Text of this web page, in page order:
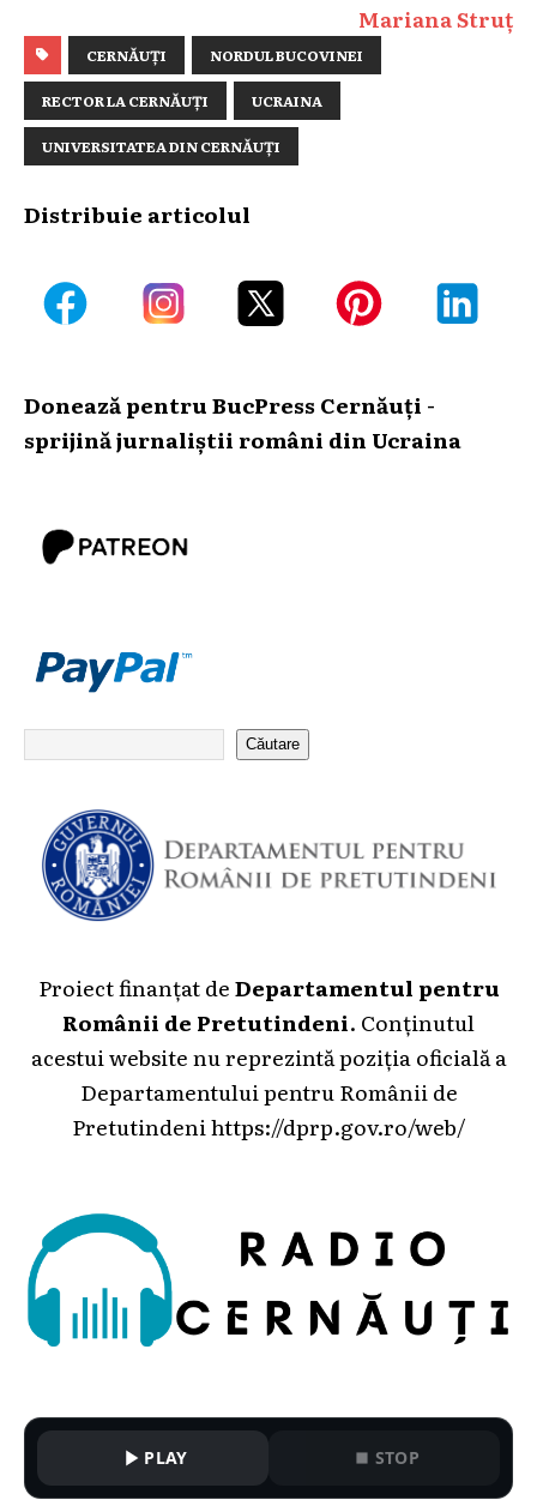
Mariana Struț
CERNĂUȚI NORDUL BUCOVINEI
RECTOR LA CERNĂUȚI UCRAINA
UNIVERSITATEA DIN CERNĂUȚI
Distribuie articolul
Donează pentru BucPress Cernăuți -
sprijină jurnaliștii români din Ucraina
Căutare
Proiect finanțat deDepartamentul pentru
Românii de Pretutindeni. Conținutul
acestui website nu reprezintă poziția oficială a
Departamentului pentru Românii de
Pretutindeni https://dprp.gov.ro/web/
PLAY STOP